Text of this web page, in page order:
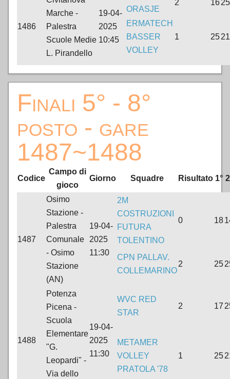
1486
Marche -
Palestra
Scuole Medie
L. Pirandello
19-04-
2025
10:45
ORASJE
2 1625
ERMATECH
BASSER
VOLLEY
1 2521
Finali 5° - 8°
posto - gare
1487~1488
Codice
Campo di
gioco
Giorno Squadre Risultato 1°
1487
Osimo
Stazione -
Palestra
Comunale
- Osimo
Stazione
(AN)
19-04-
2025
11:30
2M
COSTRUZIONI
FUTURA
TOLENTINO
0 18
CPN PALLAV.
COLLEMARINO
2 25
1488
Potenza
Picena -
Scuola
Elementare
"G.
Leopardi" -
Via dello
19-04-
2025
11:30
WVC RED
STAR
2 17
METAMER
VOLLEY
PRATOLA '78
1 25